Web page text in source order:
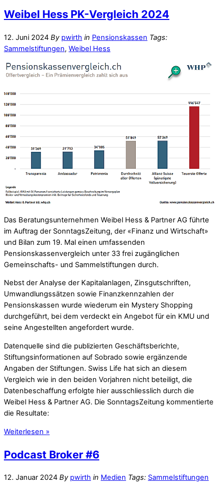
Weibel Hess PK-Vergleich 2024
12. Juni 2024 By pwirth in Pensionskassen Tags:
Sammelstiftungen, Weibel Hess
Das Beratungsunternehmen Weibel Hess & Partner AG führte
im Auftrag der SonntagsZeitung, der «Finanz und Wirtschaft»
und Bilan zum 19. Mal einen umfassenden
Pensionskassenvergleich unter 33 frei zugänglichen
Gemeinschafts- und Sammelstiftungen durch.
Nebst der Analyse der Kapitalanlagen, Zinsgutschriften,
Umwandlungssätzen sowie Finanzkennzahlen der
Pensionskassen wurde wiederum ein Mystery Shopping
durchgeführt, bei dem verdeckt ein Angebot für ein KMU und
seine Angestellten angefordert wurde.
Datenquelle sind die publizierten Geschäftsberichte,
Stiftungsinformationen auf Sobrado sowie ergänzende
Angaben der Stiftungen. Swiss Life hat sich an diesem
Vergleich wie in den beiden Vorjahren nicht beteiligt, die
Datenbeschaffung erfolgte hier ausschliesslich durch die
Weibel Hess & Partner AG. Die SonntagsZeitung kommentierte
die Resultate:
Weiterlesen »
Podcast Broker #6
12. Januar 2024 By pwirth in Medien Tags: Sammelstiftungen